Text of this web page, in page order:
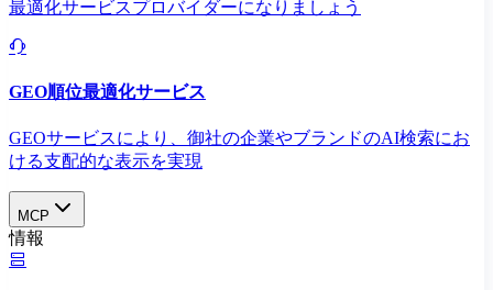
最適化サービスプロバイダーになりましょう
GEO順位最適化サービス
GEOサービスにより、御社の企業やブランドのAI検索にお
ける支配的な表示を実現​
MCP
情報